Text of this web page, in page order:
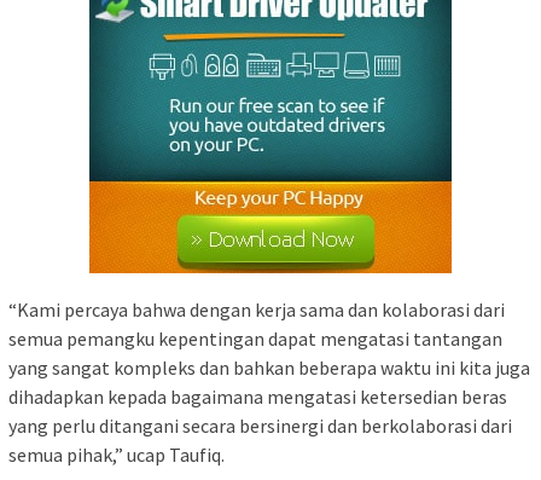
“Kami percaya bahwa dengan kerja sama dan kolaborasi dari
semua pemangku kepentingan dapat mengatasi tantangan
yang sangat kompleks dan bahkan beberapa waktu ini kita juga
dihadapkan kepada bagaimana mengatasi ketersedian beras
yang perlu ditangani secara bersinergi dan berkolaborasi dari
semua pihak,” ucap Taufiq.